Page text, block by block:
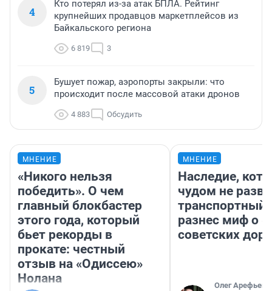
4
Кто потерял из-за атак БПЛА. Рейтинг
крупнейших продавцов маркетплейсов из
Байкальского региона
6 819 3
5
Бушует пожар, аэропорты закрыли: что
происходит после массовой атаки дронов
4 883 Обсудить
МНЕНИЕ
«Никого нельзя
победить». О чем
главный блокбастер
этого года, который
бьет рекорды в
прокате: честный
отзыв на «Одиссею»
Нолана
МНЕНИЕ
Наследие,
чудом не
транспортный
разнес миф о
советских
Олег Арефьев